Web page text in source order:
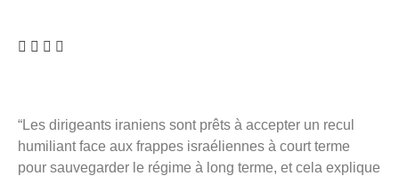
“Les dirigeants iraniens sont prêts à accepter un recul
humiliant face aux frappes israéliennes à court terme
pour sauvegarder le régime à long terme, et cela explique